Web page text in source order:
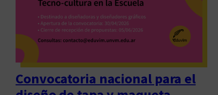
á
:
r
e
e
ñ
a
Convocatoria nacional para el